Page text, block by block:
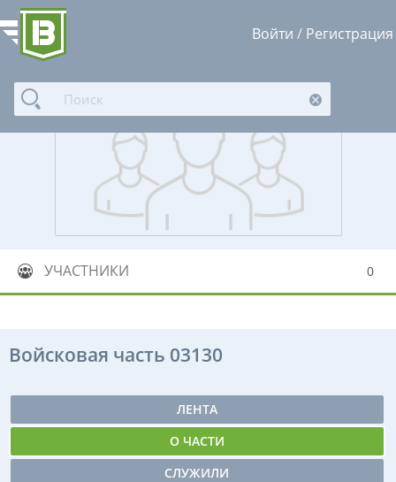
Войти / Регистрация
УЧАСТНИКИ 0
Войсковая часть 03130
ЛЕНТА
О ЧАСТИ
СЛУЖИЛИ